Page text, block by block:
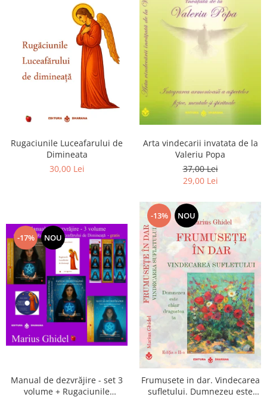
Rugaciunile Luceafarului de
Dimineata
30,00 Lei
Arta vindecarii invatata de la
Valeriu Popa
37,00 Lei
29,00 Lei
-17% NOU
Manual de dezvrăjire - set 3
volume + Rugaciunile
-13% NOU
Frumusete in dar. Vindecarea
sufletului. Dumnezeu este